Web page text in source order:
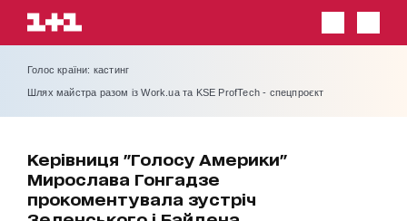
Голос країни: кастинг
Шлях майстра разом із Work.ua та KSE ProfTech - спецпроєкт
Керівниця "Голосу Америки"
Мирослава Гонгадзе
прокоментувала зустріч